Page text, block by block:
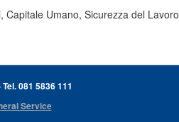
Umano, Sicurezza del Lavoro
081 5836 111
Service